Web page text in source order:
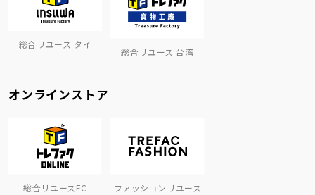
総合リユース タイ
総合リユース 台湾
オンラインストア
総合リユースEC
ファッションリユース